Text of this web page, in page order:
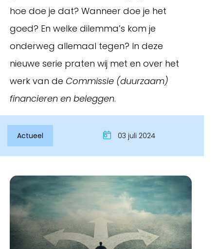
hoe doe je dat? Wanneer doe je het
goed? En welke dilemma’s kom je
onderweg allemaal tegen? In deze
nieuwe serie praten wij met en over het
werk van de Commissie (duurzaam)
financieren en beleggen.
Actueel 03 juli 2024